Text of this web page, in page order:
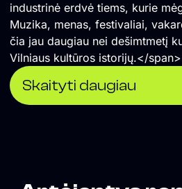
industrinė erdvė tiems, kurie
Muzika, menas, festivaliai,
čia jau daugiau nei dešimtmetį
Vilniaus kultūros istorijų.</span>
Skaityti daugiau